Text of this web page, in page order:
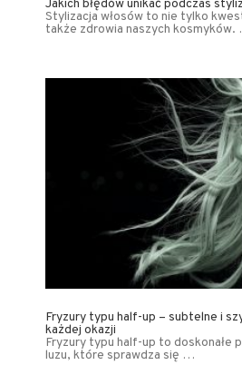
Jakich błędów unikać podczas
Stylizacja włosów to nie tylko
także zdrowia naszych
Fryzury typu half-up – subtelne i
każdej okazji
Fryzury typu half-up to doskonałe
luzu, które sprawdza się …